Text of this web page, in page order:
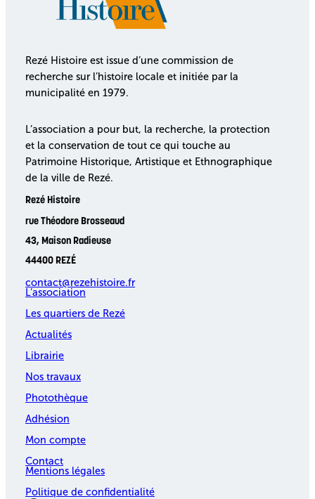
Rezé Histoire est issue d’une commission de
recherche sur l’histoire locale et initiée par la
municipalité en 1979.
L’association a pour but, la recherche, la protection
et la conservation de tout ce qui touche au
Patrimoine Historique, Artistique et Ethnographique
de la ville de Rezé.
Rezé Histoire
rue Théodore Brosseaud
43, Maison Radieuse
44400 REZÉ
contact@rezehistoire.fr
L’association
Les quartiers de Rezé
Actualités
Librairie
Nos travaux
Photothèque
Adhésion
Mon compte
Contact
Mentions légales
Politique de confidentialité